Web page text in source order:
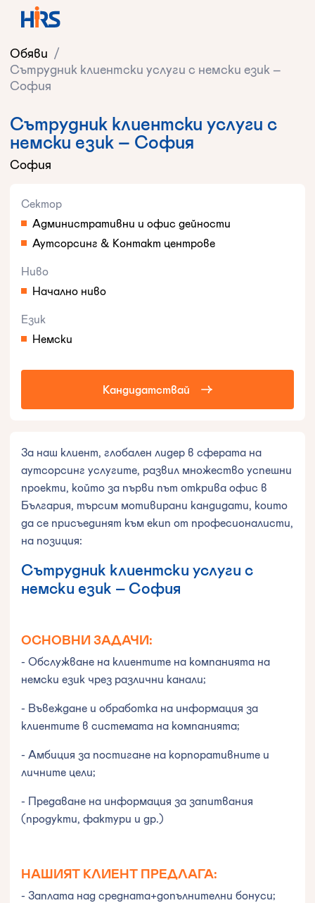
Обяви /
Сътрудник клиентски услуги с немски език –
София
Сътрудник клиентски услуги с
немски език – София
София
Сектор
Административни и офис дейности
Аутсорсинг & Контакт центрове
Ниво
Начално ниво
Език
Немски
Кандидатствай
За наш клиент, глобален лидер в сферата на
аутсорсинг услугите, развил множество успешни
проекти, който за първи път открива офис в
България, търсим мотивирани кандидати, които
да се присъединят към екип от професионалисти,
на позиция:
Сътрудник клиентски услуги с
немски език – София
ОСНОВНИ ЗАДАЧИ:
- Обслужване на клиентите на компанията на
немски език чрез различни канали;
- Въвеждане и обработка на информация за
клиентите в системата на компанията;
- Амбиция за постигане на корпоративните и
личните цели;
- Предаване на информация за запитвания
(продукти, фактури и др.)
НАШИЯТ КЛИЕНТ ПРЕДЛАГА:
- Заплата над средната+допълнителни бонуси;